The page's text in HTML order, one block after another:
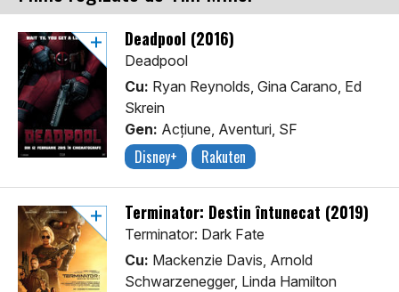
Deadpool (2016)
Deadpool
Cu: Ryan Reynolds, Gina Carano, Ed
Skrein
Gen: Acţiune, Aventuri, SF
Disney+ Rakuten
Terminator: Destin întunecat (2019)
Terminator: Dark Fate
Cu: Mackenzie Davis, Arnold
Schwarzenegger, Linda Hamilton